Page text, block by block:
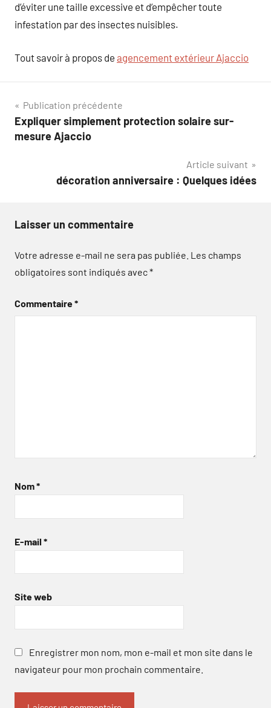
d’éviter une taille excessive et d’empêcher toute
infestation par des insectes nuisibles.
Tout savoir à propos de agencement extérieur Ajaccio
Navigation
de
Publication précédente
Expliquer simplement protection solaire sur-
mesure Ajaccio
Article suivant
décoration anniversaire : Quelques idées
Laisser un commentaire
Votre adresse e-mail ne sera pas publiée. Les champs
obligatoires sont indiqués avec*
Commentaire*
Nom*
E-mail *
Site web
Enregistrer mon nom, mon e-mail et mon site dans le
navigateur pour mon prochain commentaire.